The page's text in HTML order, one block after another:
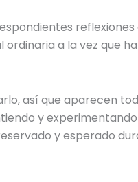
reflexiones
a la vez que
así que aparecen
y
y esperado